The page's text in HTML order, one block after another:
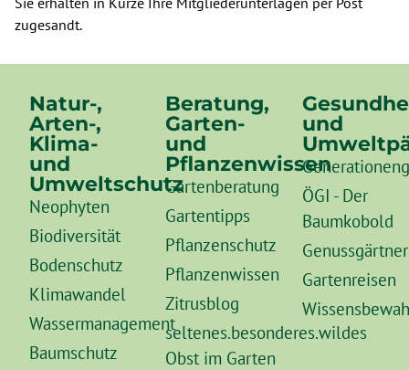
zugesandt.
Natur-,
Arten-,
Klima-
und
Umweltschutz
Neophyten
Biodiversität
Bodenschutz
Klimawandel
Wassermanagement
Baumschutz
Beratung,
Garten-
und
Pflanzenwissen
Gartenberatung
Gartentipps
Pflanzenschutz
Pflanzenwissen
Zitrusblog
seltenes.besonderes.wildes
Obst im Garten
und
ÖGI - Der
Baumkobold
Gartenreisen